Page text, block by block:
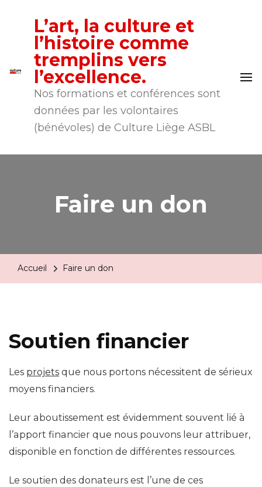
L’art, la culture et
l’histoire comme
tremplins vers
l’excellence.
Nos formations et conférences sont
données par les volontaires
(bénévoles) de Culture Liège ASBL
Faire un don
Accueil Faire un don
Soutien financier
Les projets que nous portons nécessitent de sérieux
moyens financiers.
Leur aboutissement est évidemment souvent lié à
l’apport financier que nous pouvons leur attribuer,
disponible en fonction de différentes ressources.
Le soutien des donateurs est l’une de ces